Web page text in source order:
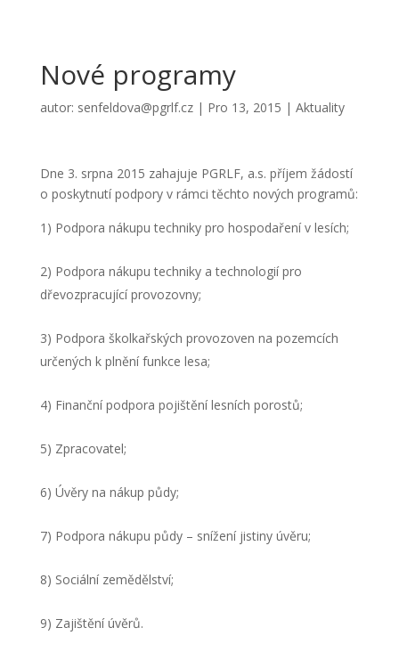
Nové programy
autor: senfeldova@pgrlf.cz| Pro 13, 2015 | Aktuality
Dne 3. srpna 2015 zahajuje PGRLF, a.s. příjem žádostí
o poskytnutí podpory v rámci těchto nových programů:
1) Podpora nákupu techniky pro hospodaření v lesích;
2) Podpora nákupu techniky a technologií pro
dřevozpracující provozovny;
3) Podpora školkařských provozoven na pozemcích
určených k plnění funkce lesa;
4) Finanční podpora pojištění lesních porostů;
5) Zpracovatel;
6) Úvěry na nákup půdy;
7) Podpora nákupu půdy – snížení jistiny úvěru;
8) Sociální zemědělství;
9) Zajištění úvěrů.